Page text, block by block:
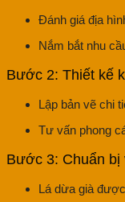
Đánh giá địa
Nắm bắt nhu
Bước 2: Thiết kế
Lập bản vẽ chi
Tư vấn phong
Bước 3: Chuẩn bị
Lá dừa già